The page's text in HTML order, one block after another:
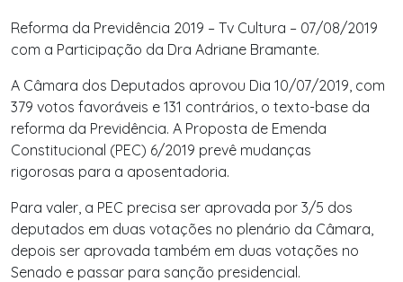
Reforma da Previdência 2019 – Tv Cultura – 07/08/2019
com a Participação da Dra Adriane Bramante.
A Câmara dos Deputados aprovou Dia 10/07/2019, com
379 votos favoráveis e 131 contrários, o texto-base da
reforma da Previdência. A Proposta de Emenda
Constitucional (PEC) 6/2019 prevê mudanças
rigorosas para a aposentadoria.
Para valer, a PEC precisa ser aprovada por 3/5 dos
deputados em duas votações no plenário da Câmara,
depois ser aprovada também em duas votações no
Senado e passar para sanção presidencial.